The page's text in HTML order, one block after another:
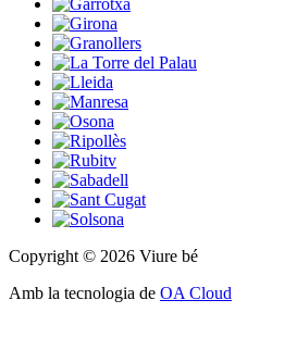
Copyright © 2026 Viure bé
Amb la tecnologia de OA Cloud